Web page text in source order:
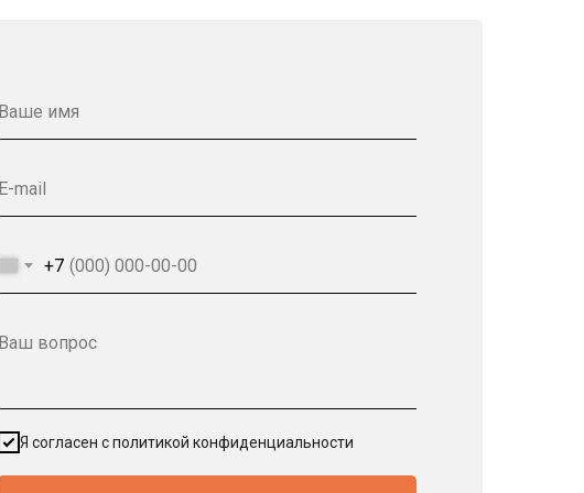
Ваше имя
E-mail
+7
Ваш вопрос
Я согласен с политикой конфиденциальности